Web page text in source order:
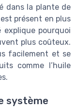
dans la plante de
présent en plus
pourquoi
plus coûteux.
facilement et se
comme l’huile
système